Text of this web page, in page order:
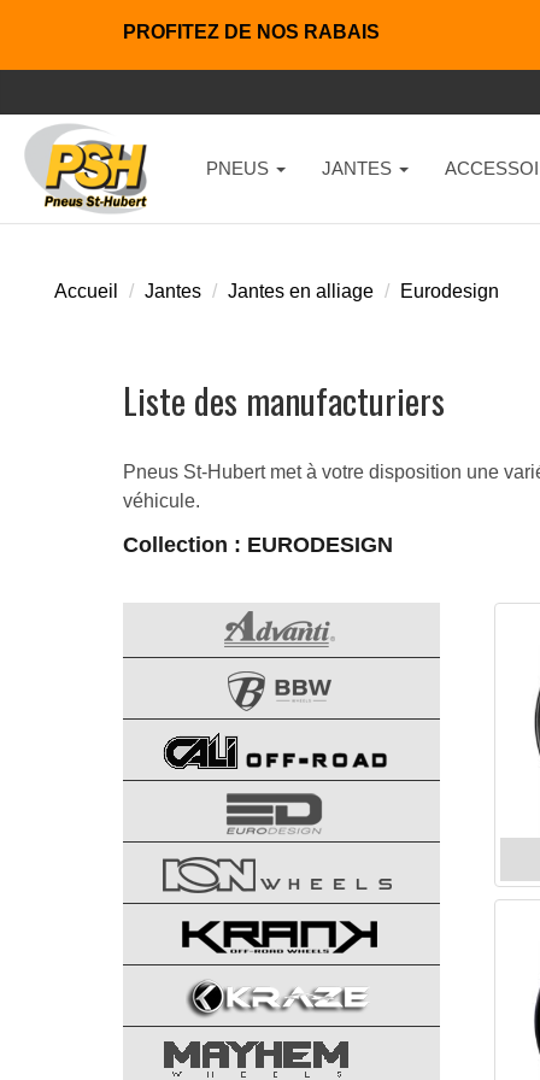
PROFITEZ DE NOS RABAIS
PNEUS JANTES
Accueil Jantes Jantes en alliage Eurodesign
Liste des manufacturiers
Pneus St-Hubert met à votre disposition une
véhicule.
Collection : EURODESIGN